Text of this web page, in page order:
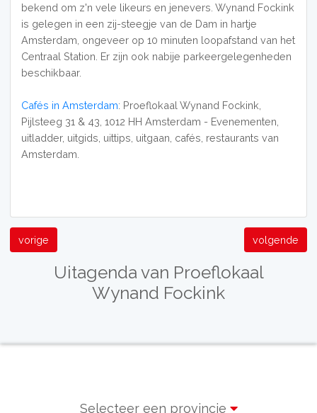
bekend om z'n vele likeurs en jenevers. Wynand Fockink
is gelegen in een zij-steegje van de Dam in hartje
Amsterdam, ongeveer op 10 minuten loopafstand van het
Centraal Station. Er zijn ook nabije parkeergelegenheden
beschikbaar.
Cafés in Amsterdam: Proeflokaal Wynand Fockink,
Pijlsteeg 31 & 43, 1012 HH Amsterdam - Evenementen,
uitladder, uitgids, uittips, uitgaan, cafés, restaurants van
Amsterdam.
vorige volgende
Uitagenda van Proeflokaal
Wynand Fockink
Selecteer een provincie